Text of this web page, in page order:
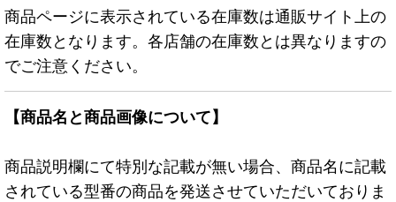
商品ページに表示されている在庫数は通販サイト上の
在庫数となります。各店舗の在庫数とは異なりますの
でご注意ください。
【商品名と商品画像について】
商品説明欄にて特別な記載が無い場合、商品名に記載
されている型番の商品を発送させていただいておりま